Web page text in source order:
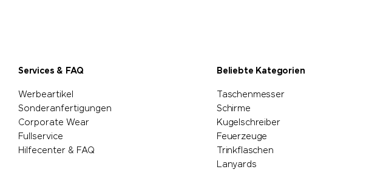
Services & FAQ
Werbeartikel
Sonderanfertigungen
Corporate Wear
Fullservice
Hilfecenter & FAQ
Beliebte Kategorien
Taschenmesser
Schirme
Kugelschreiber
Feuerzeuge
Trinkflaschen
Lanyards